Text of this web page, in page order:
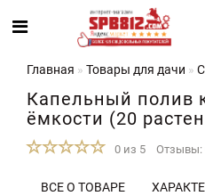
Главная Товары для дачи
Капельный полив
ёмкости (20
0 из 5 Отзывы:
ВСЕ О ТОВАРЕ